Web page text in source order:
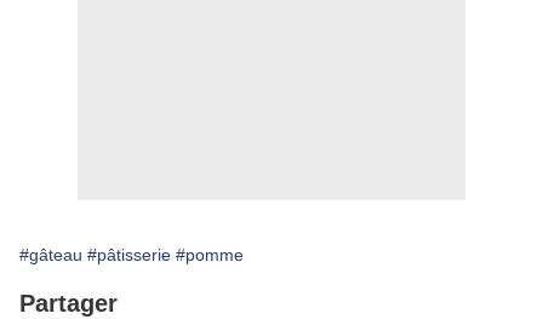
#gâteau #pâtisserie #pomme
Partager